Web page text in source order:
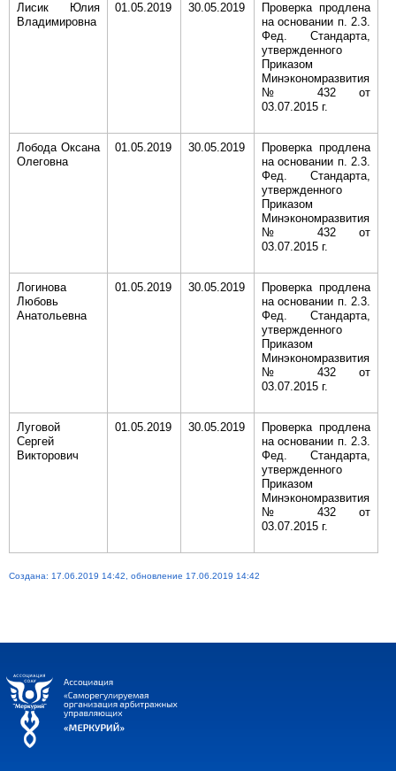
Лисик Юлия
Владимировна
01.05.2019 30.05.2019
Проверка продлена
на основании п. 2.3.
Фед. Стандарта,
утвержденного
Приказом
Минэкономразвития
№ 432 от
03.07.2015 г.
Лобода Оксана
Олеговна
01.05.2019 30.05.2019
Проверка продлена
на основании п. 2.3.
Фед. Стандарта,
утвержденного
Приказом
Минэкономразвития
№ 432 от
03.07.2015 г.
Логинова
Любовь
Анатольевна
01.05.2019 30.05.2019
Проверка продлена
на основании п. 2.3.
Фед. Стандарта,
утвержденного
Приказом
Минэкономразвития
№ 432 от
03.07.2015 г.
Луговой
Сергей
Викторович
01.05.2019 30.05.2019
Проверка продлена
на основании п. 2.3.
Фед. Стандарта,
утвержденного
Приказом
Минэкономразвития
№ 432 от
03.07.2015 г.
Создана: 17.06.2019 14:42, обновление 17.06.2019 14:42